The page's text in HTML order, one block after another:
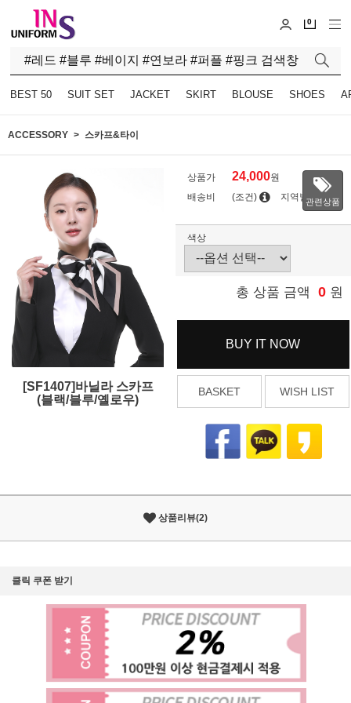
0
BEST 50 SUIT SET JACKET SKIRT BLOUSE SHOES
ACCESSORY 스카프&타이
[SF1407]바닐라 스카프
(블랙/블루/옐로우)
상품가 24,000원
배송비
(조건) 지역별관련상품
색상
총 상품 금액 0 원
BUY IT NOW
BASKET WISH LIST
상품리뷰(2)
클릭 쿠폰 받기